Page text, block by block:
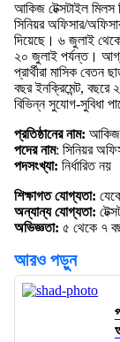
আকিজ টেক্সটাইল মিলস
সিনিয়র অফিসার/
দিয়েছে। ৬ জুলাই
২০ জুলাই পর্যন্ত।
প্রার্থীরা মাসিক বেতন
বছর ইনক্রিমেন্ট, বছরে
বিভিন্ন সুযোগ-সুবিধা
প্রতিষ্ঠানের নাম: আকিজ
পদের নাম: সিনিয়র
পদসংখ্যা: নির্ধারিত নয়
শিক্ষাগত যোগ্যতা:
অন্যান্য যোগ্যতা:
অভিজ্ঞতা: ৫ থেকে ৭
আরও পড়ুন